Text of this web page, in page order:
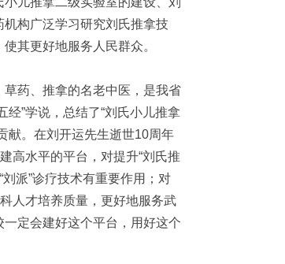
构广泛学习研究刘氏推拿技
其更好地服务人民群众。
药、推拿的名老中医，是我省
”学说，总结了“刘氏小儿推拿
献。在刘开运先生逝世10周年
高水平的平台，对提升“刘氏推
派”诊疗技术有重要作用；对
人才培养质量，更好地服务武
定会建好这个平台，用好这个